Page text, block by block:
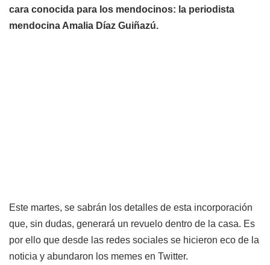
cara conocida para los mendocinos: la periodista
mendocina Amalia Díaz Guiñazú.
Este martes, se sabrán los detalles de esta incorporación
que, sin dudas, generará un revuelo dentro de la casa. Es
por ello que desde las redes sociales se hicieron eco de la
noticia y abundaron los memes en Twitter.